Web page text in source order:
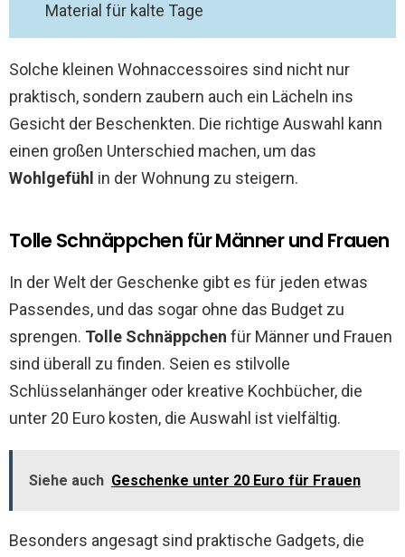
Material für kalte Tage
Solche kleinen Wohnaccessoires sind nicht nur
praktisch, sondern zaubern auch ein Lächeln ins
Gesicht der Beschenkten. Die richtige Auswahl kann
einen großen Unterschied machen, um das
Wohlgefühl in der Wohnung zu steigern.
Tolle Schnäppchen für Männer und Frauen
In der Welt der Geschenke gibt es für jeden etwas
Passendes, und das sogar ohne das Budget zu
sprengen. Tolle Schnäppchen für Männer und Frauen
sind überall zu finden. Seien es stilvolle
Schlüsselanhänger oder kreative Kochbücher, die
unter 20 Euro kosten, die Auswahl ist vielfältig.
Siehe auch Geschenke unter 20 Euro für Frauen
Besonders angesagt sind praktische Gadgets, die